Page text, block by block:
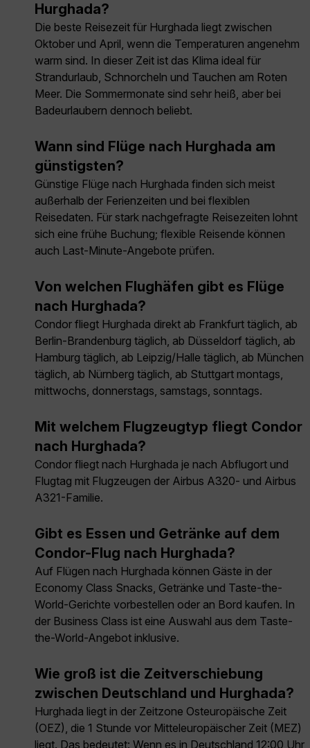
Hurghada?
Die beste Reisezeit für Hurghada liegt zwischen
Oktober und April, wenn die Temperaturen angenehm
warm sind. In dieser Zeit ist das Klima ideal für
Strandurlaub, Schnorcheln und Tauchen am Roten
Meer. Die Sommermonate sind sehr heiß, aber bei
Badeurlaubern dennoch beliebt.
Wann sind Flüge nach Hurghada am
günstigsten?
Günstige Flüge nach Hurghada finden sich meist
außerhalb der Ferienzeiten und bei flexiblen
Reisedaten. Für stark nachgefragte Reisezeiten lohnt
sich eine frühe Buchung; flexible Reisende können
auch Last-Minute-Angebote prüfen.
Von welchen Flughäfen gibt es Flüge
nach Hurghada?
Condor fliegt Hurghada direkt ab Frankfurt täglich, ab
Berlin-Brandenburg täglich, ab Düsseldorf täglich, ab
Hamburg täglich, ab Leipzig/Halle täglich, ab München
täglich, ab Nürnberg täglich, ab Stuttgart montags,
mittwochs, donnerstags, samstags, sonntags.
Mit welchem Flugzeugtyp fliegt Condor
nach Hurghada?
Condor fliegt nach Hurghada je nach Abflugort und
Flugtag mit Flugzeugen der Airbus A320- und Airbus
A321-Familie.
Gibt es Essen und Getränke auf dem
Condor-Flug nach Hurghada?
Auf Flügen nach Hurghada können Gäste in der
Economy Class Snacks, Getränke und Taste-the-
World-Gerichte vorbestellen oder an Bord kaufen. In
der Business Class ist eine Auswahl aus dem Taste-
the-World-Angebot inklusive.
Wie groß ist die Zeitverschiebung
zwischen Deutschland und Hurghada?
Hurghada liegt in der Zeitzone Osteuropäische Zeit
(OEZ), die 1 Stunde vor Mitteleuropäischer Zeit (MEZ)
liegt. Das bedeutet: Wenn es in Deutschland 12:00 Uhr